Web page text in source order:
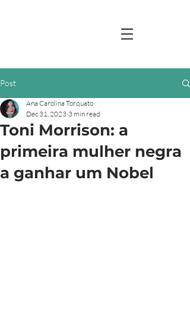
Post
Toni Morrison: a
primeira mulher negra
a ganhar um Nobel
Ana Carolina Torquato
Dec 31, 2023 3 min read